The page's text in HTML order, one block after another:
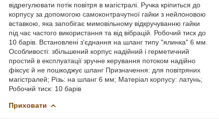
відрегулювати потік повітря в магістралі. Ручка кріпиться до
корпусу за допомогою самоконтрачутної гайки з нейлоновою
вставкою, яка запобігає мимовільному відкручуванню гайки
під час частого використання та від вібрацій. Робочий тиск до
10 барів. Встановлені з'єднання на шланг типу "ялинка" 6 мм.
Особливості: збільшений корпус надійний і герметичний
простий в експлуатації зручне керування потоком надійно
фіксує й не пошкоджує шланг Призначення: для повітряних
магістралей; Різь: на шланг 6 мм; Матеріал корпусу: латунь;
Робочий тиск: 10 барів
Приховати